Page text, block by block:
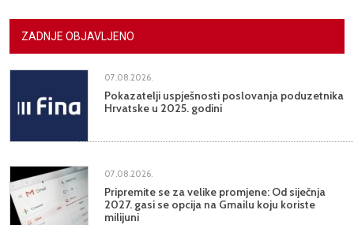
ZADNJE OBJAVLJENO
07.08.2026.
Pokazatelji uspješnosti poslovanja poduzetnika
Hrvatske u 2025. godini
07.08.2026.
Pripremite se za velike promjene: Od siječnja
2027. gasi se opcija na Gmailu koju koriste
milijuni